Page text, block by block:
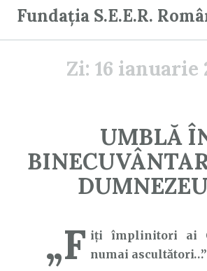
Fundația S.E.E.R.
Zi: 16 ianuarie
UMBLĂ
„F iţi împlinitori ai
numai ascultători…”